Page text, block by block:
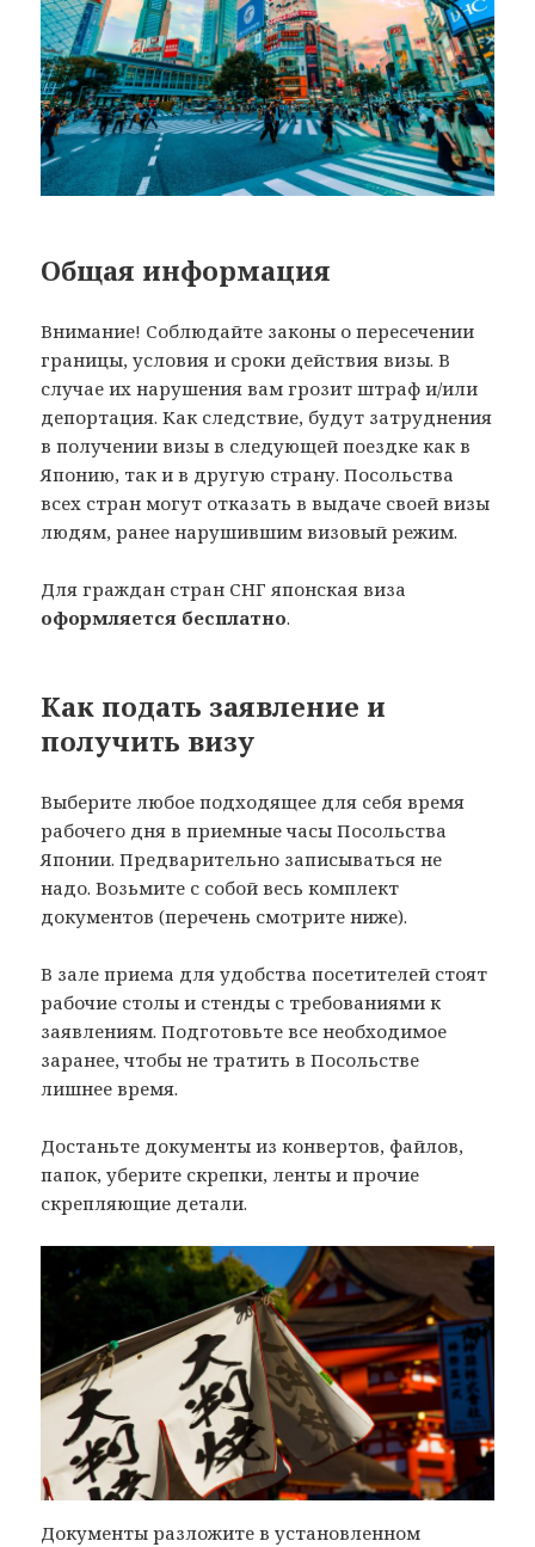
Общая информация
Внимание! Соблюдайте законы о пересечении
границы, условия и сроки действия визы. В
случае их нарушения вам грозит штраф и/или
депортация. Как следствие, будут затруднения
в получении визы в следующей поездке как в
Японию, так и в другую страну. Посольства
всех стран могут отказать в выдаче своей визы
людям, ранее нарушившим визовый режим.
Для граждан стран СНГ японская виза
оформляется бесплатно.
Как подать заявление и
получить визу
Выберите любое подходящее для себя время
рабочего дня в приемные часы Посольства
Японии. Предварительно записываться не
надо. Возьмите с собой весь комплект
документов (перечень смотрите ниже).
В зале приема для удобства посетителей стоят
рабочие столы и стенды с требованиями к
заявлениям. Подготовьте все необходимое
заранее, чтобы не тратить в Посольстве
лишнее время.
Достаньте документы из конвертов, файлов,
папок, уберите скрепки, ленты и прочие
скрепляющие детали.
Документы разложите в установленном